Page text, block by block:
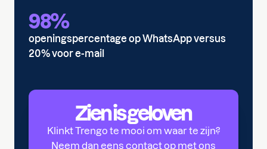
98%
openingspercentage op WhatsApp versus
20% voor e-mail
Zien is geloven
Klinkt Trengo te mooi om waar te zijn?
Neem dan eens contact op met ons